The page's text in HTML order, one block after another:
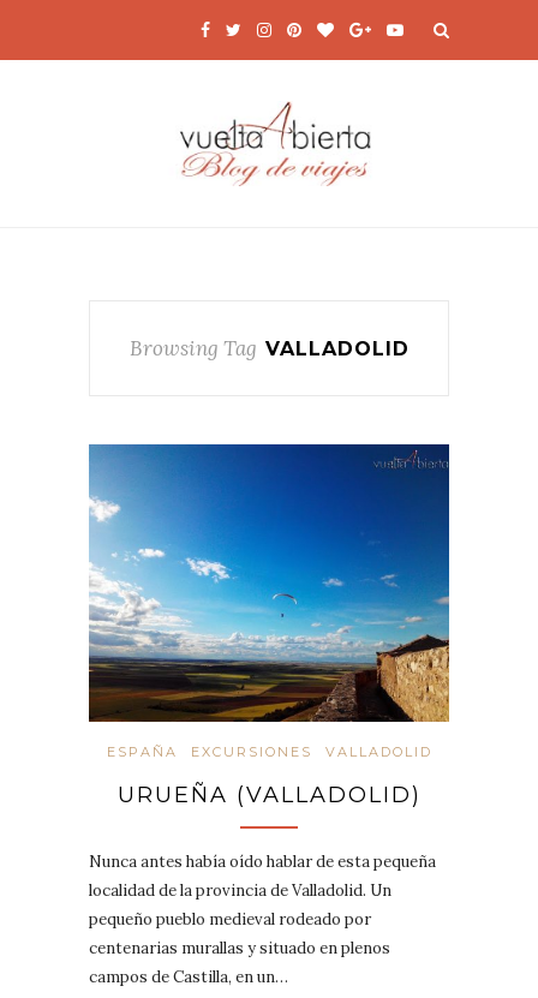
Browsing Tag VALLADOLID
ESPAÑA EXCURSIONES VALLADOLID
URUEÑA (VALLADOLID)
Nunca antes había oído hablar de esta pequeña
localidad de la provincia de Valladolid. Un
pequeño pueblo medieval rodeado por
centenarias murallas y situado en plenos
campos de Castilla, en un…